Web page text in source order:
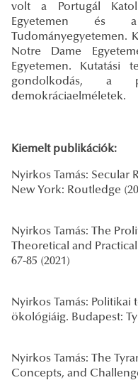
volt a Portugál
Egyetemen és a
Tudományegyetemen.
Notre Dame
Egyetemen. Kutatási
gondolkodás,
demokráciaelméletek.
Kiemelt publikációk:
Nyirkos Tamás: Secular
New York: Routledge
Nyirkos Tamás: The
Theoretical and
67-85 (2021)
Nyirkos Tamás:
ökológiáig. Budapest:
Nyirkos Tamás: The
Concepts, and